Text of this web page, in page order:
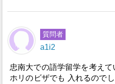
質問者
a1i2
忠南大での語学留学を考え
ホリのビザでも 入れるので